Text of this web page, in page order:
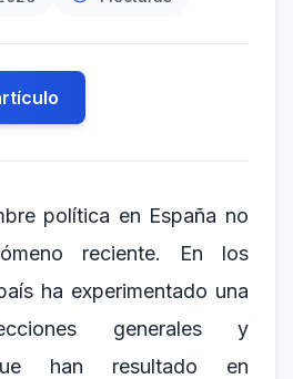
política en España no
reciente. En los
ha experimentado una
generales y
han resultado en